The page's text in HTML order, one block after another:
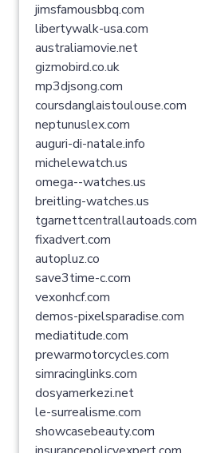
jimsfamousbbq.com
libertywalk-usa.com
australiamovie.net
gizmobird.co.uk
mp3djsong.com
coursdanglaistoulouse.com
neptunuslex.com
auguri-di-natale.info
michelewatch.us
omega--watches.us
breitling-watches.us
tgarnettcentrallautoads.com
fixadvert.com
autopluz.co
save3time-c.com
vexonhcf.com
demos-pixelsparadise.com
mediatitude.com
prewarmotorcycles.com
simracinglinks.com
dosyamerkezi.net
le-surrealisme.com
showcasebeauty.com